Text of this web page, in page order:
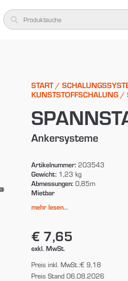
START/
KUNSTSTOFFSCHALUNG/
Ankersysteme
Artikelnummer:203543
Gewicht:1,23 kg
Abmessungen:0,85m
Mietbar
mehr lesen...
€ 7,65
exkl. MwSt.
Preis inkl. MwSt.:€ 9,18
Preis Stand 06.08.2026